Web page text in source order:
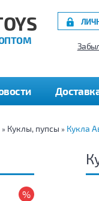
» Куклы, пупсы » Кукла